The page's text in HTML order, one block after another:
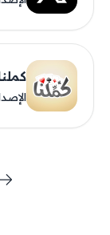
الإصدار